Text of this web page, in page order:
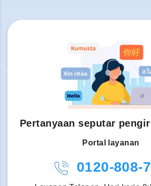
Pertanyaan seputar
Portal layanan
0120-808-